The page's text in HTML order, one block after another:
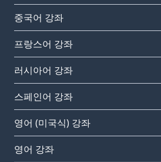
중국어 강좌
프랑스어 강좌
러시아어 강좌
스페인어 강좌
영어 (미국식) 강좌
영어 강좌